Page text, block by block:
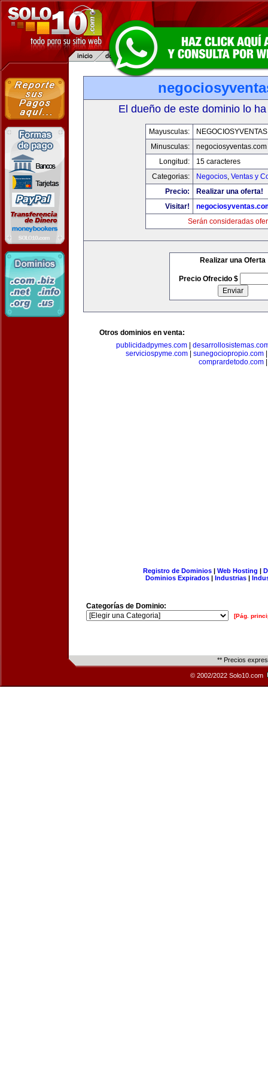
El dueño de este dominio lo
Mayusculas:
Minusculas:
negociosyventas.com
Longitud:
15 caracteres
Categorias:
Negocios, Ventas y
Precio:
Realizar una oferta!
Visitar!
Serán consideradas
Realizar una Oferta
Precio Ofrecido $
Otros dominios en venta:
publicidadpymes.com
serviciospyme.com
sunegociopropio.com
comprardetodo.com|
Registro de Dominios| Web Hosting |
Dominios Expirados | Industrias |
Categorías de Dominio:
[Pág.
** Precios
© 2002/2022 Solo10.com